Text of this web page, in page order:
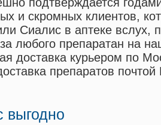
и скромных клиентов,
Сиалис в аптеке вслух,
любого препаратан на
доставка курьером по
препаратов
выгодно